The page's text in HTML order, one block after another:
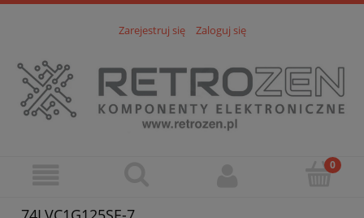
Zarejestruj się Zaloguj się